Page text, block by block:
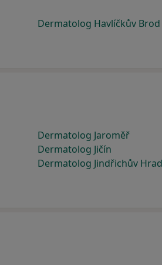
Dermatolog Havlíčkův Brod
Dermatolog Jaroměř
Dermatolog Jičín
Dermatolog Jindřichův